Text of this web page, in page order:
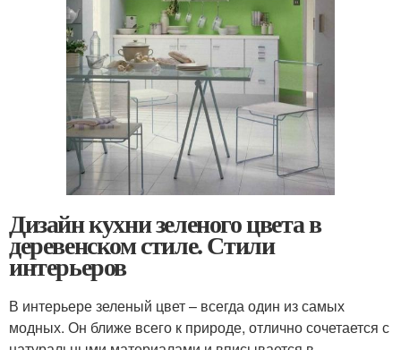
Дизайн кухни зеленого цвета в
деревенском стиле. Стили
интерьеров
В интерьере зеленый цвет – всегда один из самых
модных. Он ближе всего к природе, отлично сочетается с